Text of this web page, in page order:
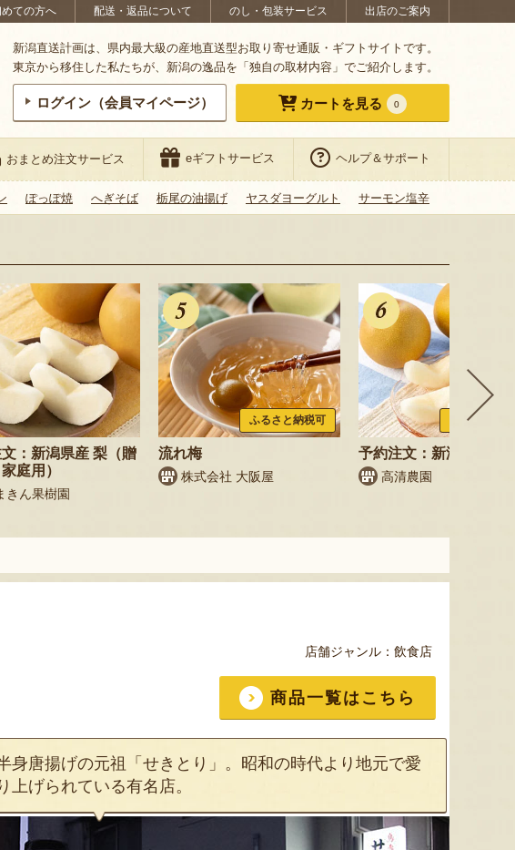
ての方へ 配送・返品について のし・包装サービス 出店のご案内
新潟直送計画は、県内最大級の産地直送型お取り寄せ通販・ギフトサイトです。
東京から移住した私たちが、新潟の逸品を「独自の取材内容」でご紹介します。
ログイン（会員マイページ） カートを見る 0
おまとめ注文サービス eギフトサービス ヘルプ＆サポート
ぽっぽ焼 へぎそば 栃尾の油揚げ ヤスダヨーグルト サーモン塩辛
：新潟県産 梨（贈
庭用）
きん果樹園
ふるさと納税可
流れ梅
株式会社 大阪屋
ふるさと納
予約注文：新潟県産 梨
高清農園
店舗ジャンル： 飲食店
商品一覧はこちら
身唐揚げの元祖「せきとり」。昭和の時代より地元で愛
上げられている有名店。